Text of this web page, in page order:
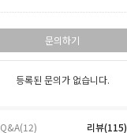
문의하기
등록된 문의가 없습니다.
Q&A(12) 리뷰(115)